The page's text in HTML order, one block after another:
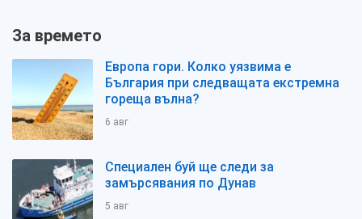
За времето
Европа гори. Колко уязвима е
България при следващата екстремна
гореща вълна?
6 авг
Специален буй ще следи за
замърсявания по Дунав
5 авг